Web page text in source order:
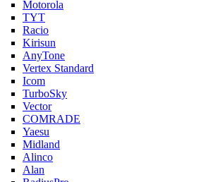
Motorola
TYT
Racio
Kirisun
AnyTone
Vertex Standard
Icom
TurboSky
Vector
COMRADE
Yaesu
Midland
Alinco
Alan